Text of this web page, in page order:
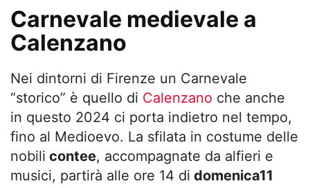
Carnevale medievale a
Calenzano
Nei dintorni di Firenze un Carnevale
“storico” è quello di Calenzano che anche
in questo 2024 ci porta indietro nel tempo,
fino al Medioevo. La sfilata in costume delle
nobili contee, accompagnate da alfieri e
musici, partirà alle ore 14 di domenica11